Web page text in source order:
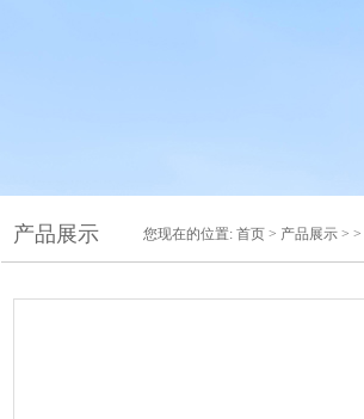
产品展示 您现在的位置: 首页 > 产品展示 > >